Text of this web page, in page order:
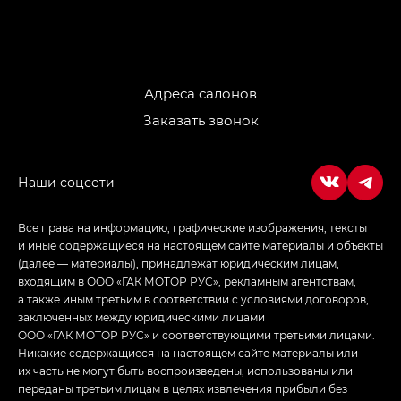
Empow — Эмпау (Empow) в комплектации
Адреса салонов
Заказать звонок
Все права на информацию, графические изображения, тексты
и иные содержащиеся на настоящем сайте материалы и объекты
(далее — материалы), принадлежат юридическим лицам,
входящим в ООО «ГАК МОТОР РУС», рекламным агентствам,
а также иным третьим в соответствии с условиями договоров,
заключенных между юридическими лицами
ООО «ГАК МОТОР РУС» и соответствующими третьими лицами.
Никакие содержащиеся на настоящем сайте материалы или
их часть не могут быть воспроизведены, использованы или
переданы третьим лицам в целях извлечения прибыли без